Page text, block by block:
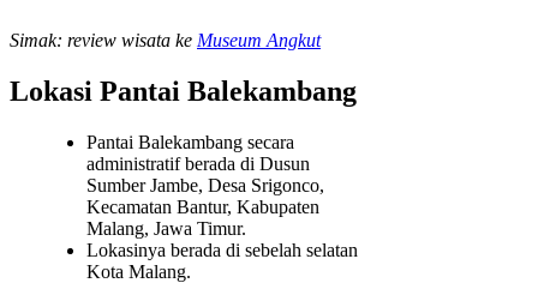
Simak: review wisata ke Museum Angkut
Lokasi Pantai Balekambang
Pantai Balekambang secara
administratif berada di Dusun
Sumber Jambe, Desa Srigonco,
Kecamatan Bantur, Kabupaten
Malang, Jawa Timur.
Lokasinya berada di sebelah selatan
Kota Malang.